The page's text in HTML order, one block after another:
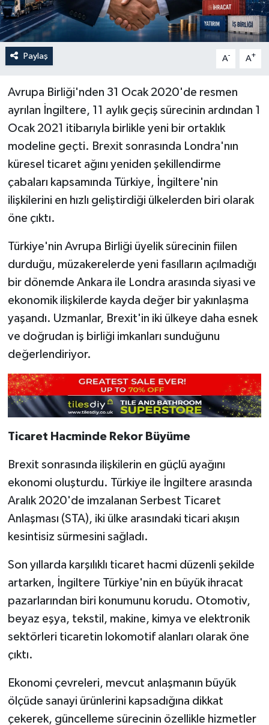
Paylaş A- A+
Avrupa Birliği'nden 31 Ocak 2020'de resmen
ayrılan İngiltere, 11 aylık geçiş sürecinin ardından 1
Ocak 2021 itibarıyla birlikle yeni bir ortaklık
modeline geçti. Brexit sonrasında Londra'nın
küresel ticaret ağını yeniden şekillendirme
çabaları kapsamında Türkiye, İngiltere'nin
ilişkilerini en hızlı geliştirdiği ülkelerden biri olarak
öne çıktı.
Türkiye'nin Avrupa Birliği üyelik sürecinin fiilen
durduğu, müzakerelerde yeni fasılların açılmadığı
bir dönemde Ankara ile Londra arasında siyasi ve
ekonomik ilişkilerde kayda değer bir yakınlaşma
yaşandı. Uzmanlar, Brexit'in iki ülkeye daha esnek
ve doğrudan iş birliği imkanları sunduğunu
değerlendiriyor.
Ticaret Hacminde Rekor Büyüme
Brexit sonrasında ilişkilerin en güçlü ayağını
ekonomi oluşturdu. Türkiye ile İngiltere arasında
Aralık 2020'de imzalanan Serbest Ticaret
Anlaşması (STA), iki ülke arasındaki ticari akışın
kesintisiz sürmesini sağladı.
Son yıllarda karşılıklı ticaret hacmi düzenli şekilde
artarken, İngiltere Türkiye'nin en büyük ihracat
pazarlarından biri konumunu korudu. Otomotiv,
beyaz eşya, tekstil, makine, kimya ve elektronik
sektörleri ticaretin lokomotif alanları olarak öne
çıktı.
Ekonomi çevreleri, mevcut anlaşmanın büyük
ölçüde sanayi ürünlerini kapsadığına dikkat
çekerek, güncelleme sürecinin özellikle hizmetler